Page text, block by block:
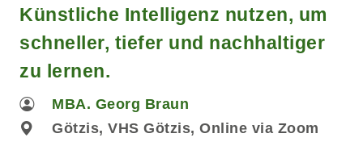
Künstliche Intelligenz nutzen, um
schneller, tiefer und nachhaltiger
zu lernen.
MBA. Georg Braun
Götzis, VHS Götzis, Online via Zoom